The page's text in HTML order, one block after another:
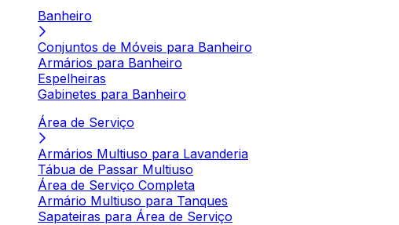
Banheiro
Conjuntos de Móveis para Banheiro
Armários para Banheiro
Espelheiras
Gabinetes para Banheiro
Área de Serviço
Armários Multiuso para Lavanderia
Tábua de Passar Multiuso
Área de Serviço Completa
Armário Multiuso para Tanques
Sapateiras para Área de Serviço